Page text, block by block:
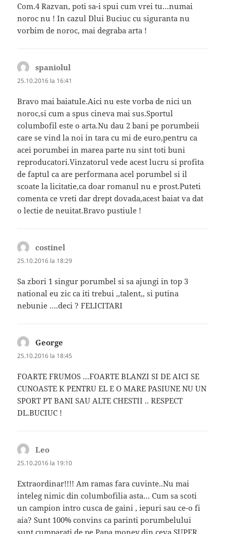
Com.4 Razvan, poti sa-i spui cum vrei tu…numai
noroc nu ! In cazul Dlui Buciuc cu siguranta nu
vorbim de noroc, mai degraba arta !
spaniolul
25.10.2016 la 16:41
Bravo mai baiatule.Aici nu este vorba de nici un
noroc,si cum a spus cineva mai sus.Sportul
columbofil este o arta.Nu dau 2 bani pe porumbeii
care se vind la noi in tara cu mi de euro,pentru ca
acei porumbei in marea parte nu sint toti buni
reproducatori.Vinzatorul vede acest lucru si profita
de faptul ca are performana acel porumbel si il
scoate la licitatie,ca doar romanul nu e prost.Puteti
comenta ce vreti dar drept dovada,acest baiat va dat
o lectie de neuitat.Bravo pustiule !
costinel
25.10.2016 la 18:29
Sa zbori 1 singur porumbel si sa ajungi in top 3
national eu zic ca iti trebui ,,talent,, si putina
nebunie ….deci ? FELICITARI
George
25.10.2016 la 18:45
FOARTE FRUMOS …FOARTE BLANZI SI DE AICI SE
CUNOASTE K PENTRU EL E O MARE PASIUNE NU UN
SPORT PT BANI SAU ALTE CHESTII .. RESPECT
DL.BUCIUC !
Leo
25.10.2016 la 19:10
Extraordinar!!!! Am ramas fara cuvinte..Nu mai
inteleg nimic din columbofilia asta… Cum sa scoti
un campion intro cusca de gaini , iepuri sau ce-o fi
aia? Sunt 100% convins ca parinti porumbelului